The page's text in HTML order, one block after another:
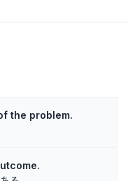
the problem.